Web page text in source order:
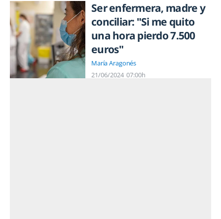
Ser enfermera, madre y
conciliar: "Si me quito
una hora pierdo 7.500
euros"
María Aragonés
21/06/2024 07:00h